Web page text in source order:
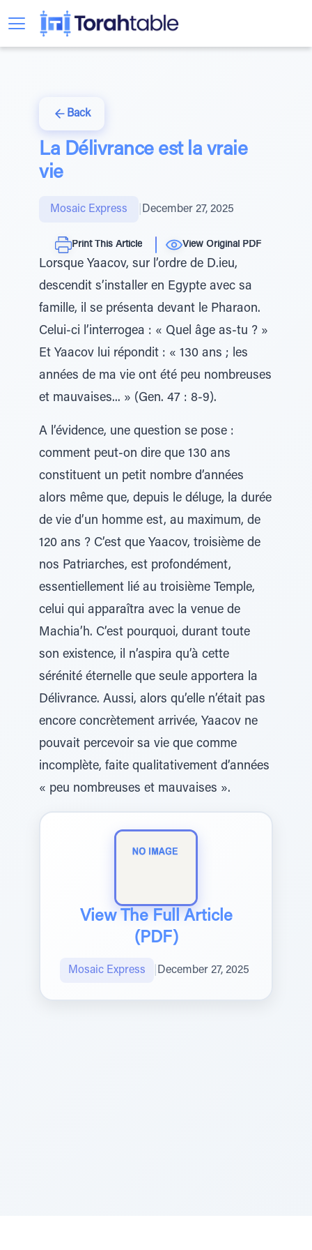
Back
La Délivrance est la vraie
vie
Mosaic Express December 27, 2025
Print This Article View Original PDF
Lorsque Yaacov, sur l’ordre de D.ieu,
descendit s’installer en Egypte avec sa
famille, il se présenta devant le Pharaon.
Celui-ci l’interrogea : « Quel âge as-tu ? »
Et Yaacov lui répondit : « 130 ans ; les
années de ma vie ont été peu nombreuses
et mauvaises... » (Gen. 47 : 8-9).
A l’évidence, une question se pose :
comment peut-on dire que 130 ans
constituent un petit nombre d’années
alors même que, depuis le déluge, la durée
de vie d’un homme est, au maximum, de
120 ans ? C’est que Yaacov, troisième de
nos Patriarches, est profondément,
essentiellement lié au troisième Temple,
celui qui apparaîtra avec la venue de
Machia’h. C’est pourquoi, durant toute
son existence, il n’aspira qu’à cette
sérénité éternelle que seule apportera la
Délivrance. Aussi, alors qu’elle n’était pas
encore concrètement arrivée, Yaacov ne
pouvait percevoir sa vie que comme
incomplète, faite qualitativement d’années
« peu nombreuses et mauvaises ».
View The Full Article
(PDF)
Mosaic Express December 27, 2025